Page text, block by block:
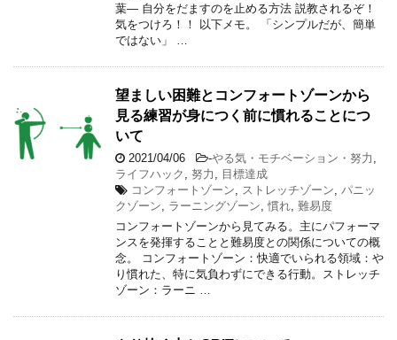
葉― 自分をだますのを止める方法 説教されるぞ！
気をつけろ！！ 以下メモ。 「シンプルだが、簡単
ではない」 …
望ましい困難とコンフォートゾーンから
見る練習が身につく前に慣れることにつ
いて
2021/04/06 -やる気・モチベーション・努力
ライフハック
努力
目標達成
コンフォートゾーン
ストレッチゾーン
パニッ
クゾーン
ラーニングゾーン 慣れ 難易度
コンフォートゾーンから見てみる。主にパフォーマ
ンスを発揮することと難易度との関係についての概
念。 コンフォートゾーン：快適でいられる領域：や
り慣れた、特に気負わずにできる行動。ストレッチ
ゾーン：ラーニ …